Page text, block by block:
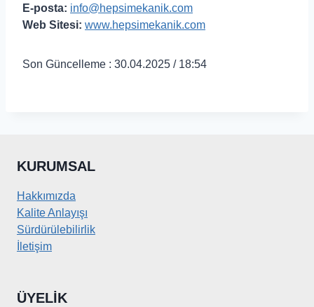
E-posta: info@hepsimekanik.com
Web Sitesi: www.hepsimekanik.com
Son Güncelleme : 30.04.2025 / 18:54
KURUMSAL
Hakkımızda
Kalite Anlayışı
Sürdürülebilirlik
İletişim
ÜYELIK